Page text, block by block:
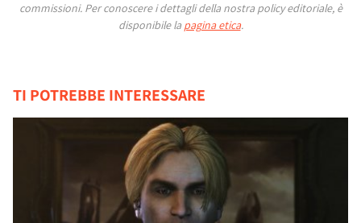
commissioni. Per conoscere i dettagli della nostra policy editoriale, è
disponibile la pagina etica.
TI POTREBBE INTERESSARE